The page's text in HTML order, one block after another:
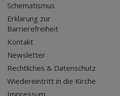
Schematismus
Erklärung zur
Barrierefreiheit
Kontakt
Newsletter
Rechtliches & Datenschutz
Wiedereintritt in die Kirche